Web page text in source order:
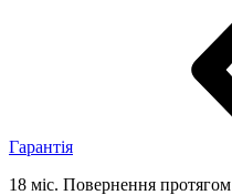
Гарантія
18 міс. Повернення протягом